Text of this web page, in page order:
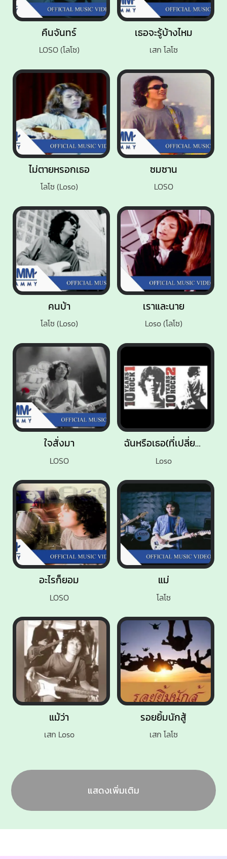
ซมซาน
LOSO
คืนจันทร์
LOSO (โลโซ)
เราและนาย
Loso (โลโซ)
แม้ว่า
เสก Loso
ใจสั่งมา
LOSO
เธอจะรู้บ้างไหม
เสก โลโซ
อะไรก็ยอม
LOSO
รอยยิ้มนักสู้
เสก โลโซ
คนบ้า
โลโซ (Loso)
ไม่ตายหรอกเธอ
โลโซ (Loso)
ฉันหรือเธอ(ที่เปลี่ยนไป)
Loso
แม่
โลโซ
แสดงเพิ่มเติม